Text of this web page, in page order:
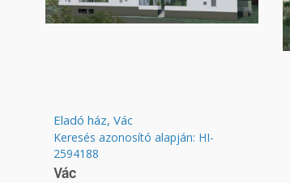
Eladó ház, Vác
Keresés azonosító alapján: HI-
2594188
Vác